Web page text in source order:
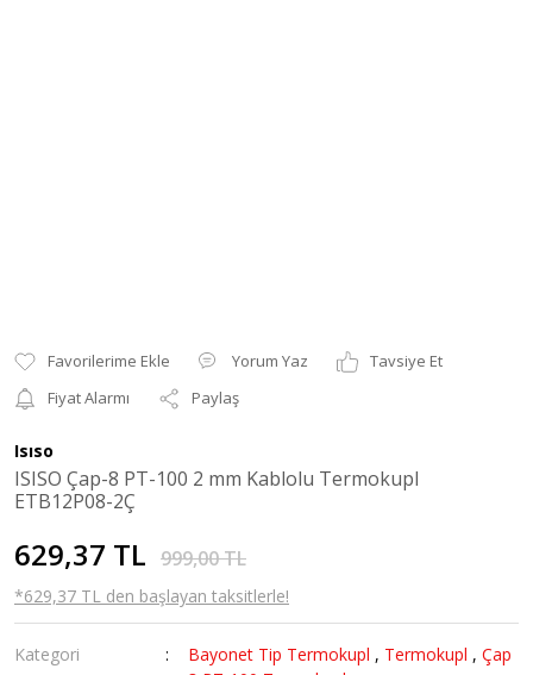
Yorum Yaz
Tavsiye Et
Fiyat Alarmı
Paylaş
Isıso
ISISO Çap-8 PT-100 2 mm Kablolu Termokupl
ETB12P08-2Ç
629,37 TL 999,00 TL
*629,37 TL den başlayan taksitlerle!
Kategori Bayonet Tip Termokupl , Termokupl ,Çap